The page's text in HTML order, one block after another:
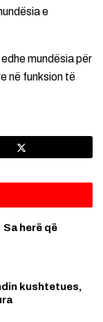
e
mundësia për
në funksion të
herë që
kushtetues,